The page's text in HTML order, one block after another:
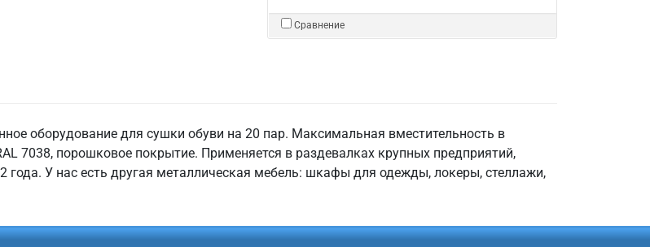
Сравнение
оборудование для сушки обуви на 20 пар. Максимальная вместительность в
7038, порошковое покрытие. Применяется в раздевалках крупных предприятий,
года. У нас есть другая металлическая мебель: шкафы для одежды, локеры, стеллажи,